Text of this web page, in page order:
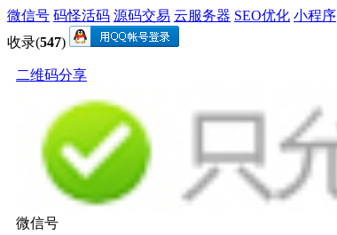
微信号 码怪活码 源码交易 云服务器 SEO优化 小程序
收录(547)
二维码分享
微信号